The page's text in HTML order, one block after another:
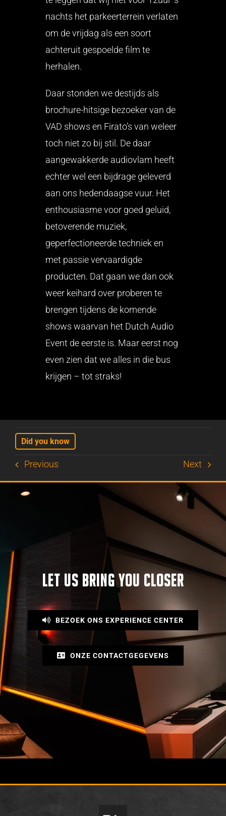
nachts het parkeerterrein verlaten
om de vrijdag als een soort
achteruit gespoelde film te
herhalen.
Daar stonden we destijds als
brochure-hitsige bezoeker van de
VAD shows en Firato’s van weleer
toch niet zo bij stil. De daar
aangewakkerde audiovlam heeft
echter wel een bijdrage geleverd
aan ons hedendaagse vuur. Het
enthousiasme voor goed geluid,
betoverende muziek,
geperfectioneerde techniek en
met passie vervaardigde
producten. Dat gaan we dan ook
weer keihard over proberen te
brengen tijdens de komende
shows waarvan het Dutch Audio
Event de eerste is. Maar eerst nog
even zien dat we alles in die bus
krijgen – tot straks!
Did you know
Previous Next
LET US BRING YOU CLOSER
BEZOEK ONS EXPERIENCE CENTER
ONZE CONTACTGEGEVENS